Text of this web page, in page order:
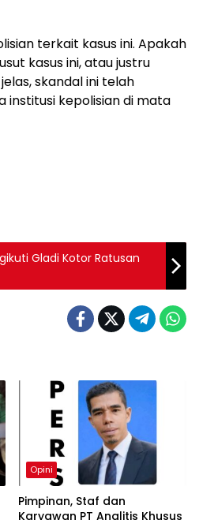
terkait kasus ini. Apakah
kasus ini, atau justru
skandal ini telah
kepolisian di mata
Gladi Kotor Ratusan
Opini
Pimpinan, Staf dan
Karyawan PT Analitis Khusus